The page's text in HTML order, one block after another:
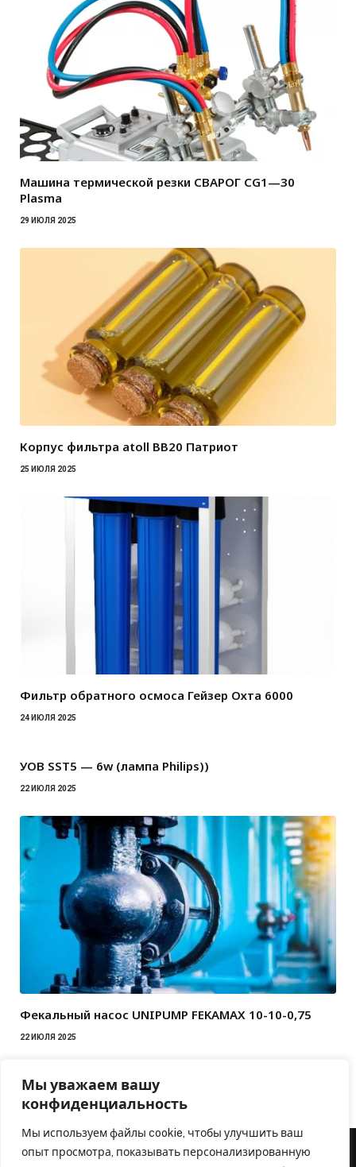
Мы уважаем вашу
конфиденциальность
Мы используем файлы cookie, чтобы улучшить ваш
опыт просмотра, показывать персонализированную
Машина термической резки СВАРОГ CG1—30
Plasma
29 ИЮЛЯ 2025
Корпус фильтра atoll BB20 Патриот
25 ИЮЛЯ 2025
Фильтр обратного осмоса Гейзер Охта 6000
24 ИЮЛЯ 2025
УОВ SST5 — 6w (лампа Philips))
22 ИЮЛЯ 2025
Фекальный насос UNIPUMP FEKAMAX 10-10-0,75
22 ИЮЛЯ 2025